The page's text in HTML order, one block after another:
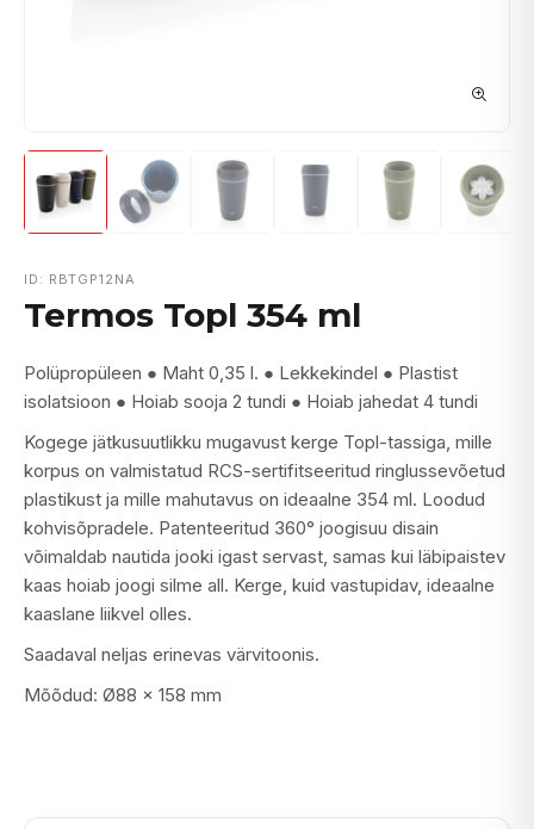
ID: RBTGP12NA
Termos Topl 354 ml
Polüpropüleen ● Maht 0,35 l. ● Lekkekindel ● Plastist
isolatsioon ● Hoiab sooja 2 tundi ● Hoiab jahedat 4 tundi
Kogege jätkusuutlikku mugavust kerge Topl-tassiga, mille
korpus on valmistatud RCS-sertifitseeritud ringlussevõetud
plastikust ja mille mahutavus on ideaalne 354 ml. Loodud
kohvisõpradele. Patenteeritud 360° joogisuu disain
võimaldab nautida jooki igast servast, samas kui läbipaistev
kaas hoiab joogi silme all. Kerge, kuid vastupidav, ideaalne
kaaslane liikvel olles.
Saadaval neljas erinevas värvitoonis.
Mõõdud: Ø88 x 158 mm